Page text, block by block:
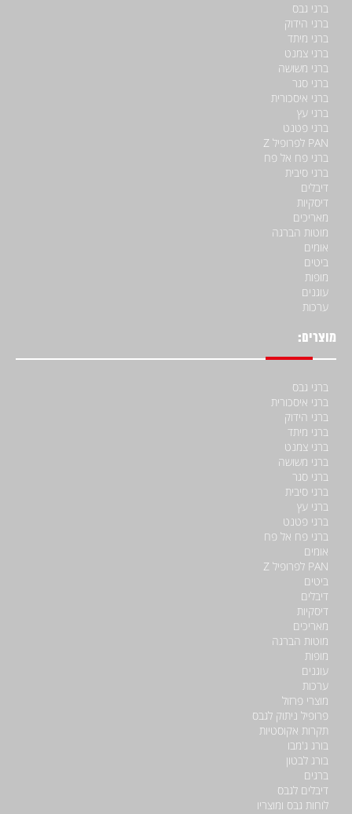
ברגי גבס
ברגי הידוק
ברגי מיתד
ברגי צמנט
ברגי משושה
ברגי סגר
ברגי איסכורית
ברגי עץ
ברגי פטנט
PAN לפרופיל Z
ברגי פח אל פח
ברגי סיבית
דיבלים
דיסקיות
מאריכים
מוטות הברגה
אומים
ביטים
מופות
עוגנים
ערכות
מוצרים:
ברגי גבס
ברגי איסכורית
ברגי הידוק
ברגי מיתד
ברגי צמנט
ברגי משושה
ברגי סגר
ברגי סיבית
ברגי עץ
ברגי פטנט
ברגי פח אל פח
אומים
PAN לפרופיל Z
ביטים
דיבלים
דיסקיות
מאריכים
מוטות הברגה
מופות
עוגנים
ערכות
מוצרי פרזול
פרופיל ניתוק לגבס
תקרות אקוסטיות
בורג ג'מבו
בורג לבטון
ברגים
דיבלים לגבס
לוחות גבס ומוצריו